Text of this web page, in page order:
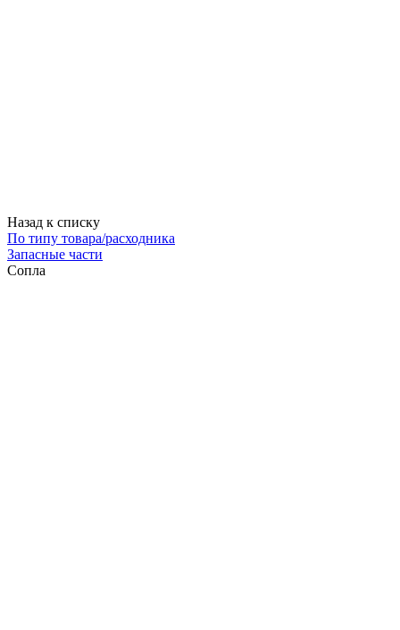
Назад к списку
По типу товара/расходника
Запасные части
Сопла